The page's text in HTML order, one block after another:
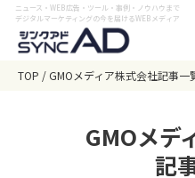
ニュース・WEB広告・ツール・事例・ノウハウまで
デジタルマーケティングの今を届けるWEBメディア
TOP GMOメディア株式会社記事一
GMOメデ
記